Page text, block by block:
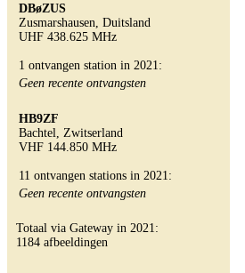
DBøZUS
Zusmarshausen, Duitsland
UHF 438.625 MHz
1 ontvangen station in 2021:
Geen recente ontvangsten
HB9ZF
Bachtel, Zwitserland
VHF 144.850 MHz
11 ontvangen stations in 2021:
Geen recente ontvangsten
Totaal via Gateway in 2021:
1184 afbeeldingen